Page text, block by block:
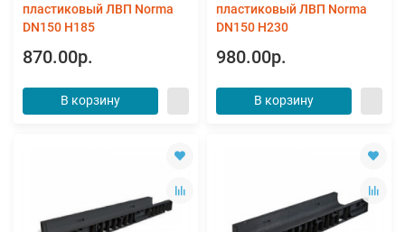
пластиковый ЛВП Norma
DN150 Н185
870.00р.
В корзину
пластиковый ЛВП Norma
DN150 Н230
980.00р.
В корзину